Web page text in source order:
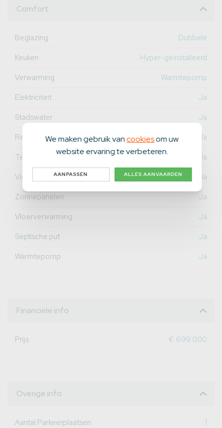
Comfort
Beglazing
Dubbele
Keuken
Hyper-geïnstalleerd
Verwarming
Warmtepomp
Elektriciteit
Ja
Stadswater
Ja
Regenwater
Ja
Telefoon
Ja
Videofoon
Ja
Zonnepanelen
Ja
Vloerverwarming
Ja
Septische put
Ja
Warmtepomp
Ja
Financiële info
Prijs € 699.000
Overige info
Aantal Parkeerplaatsen
1
We maken gebruik vancookiesom uw
website ervaring te verbeteren.
AANPASSEN ALLES AANVAARDEN